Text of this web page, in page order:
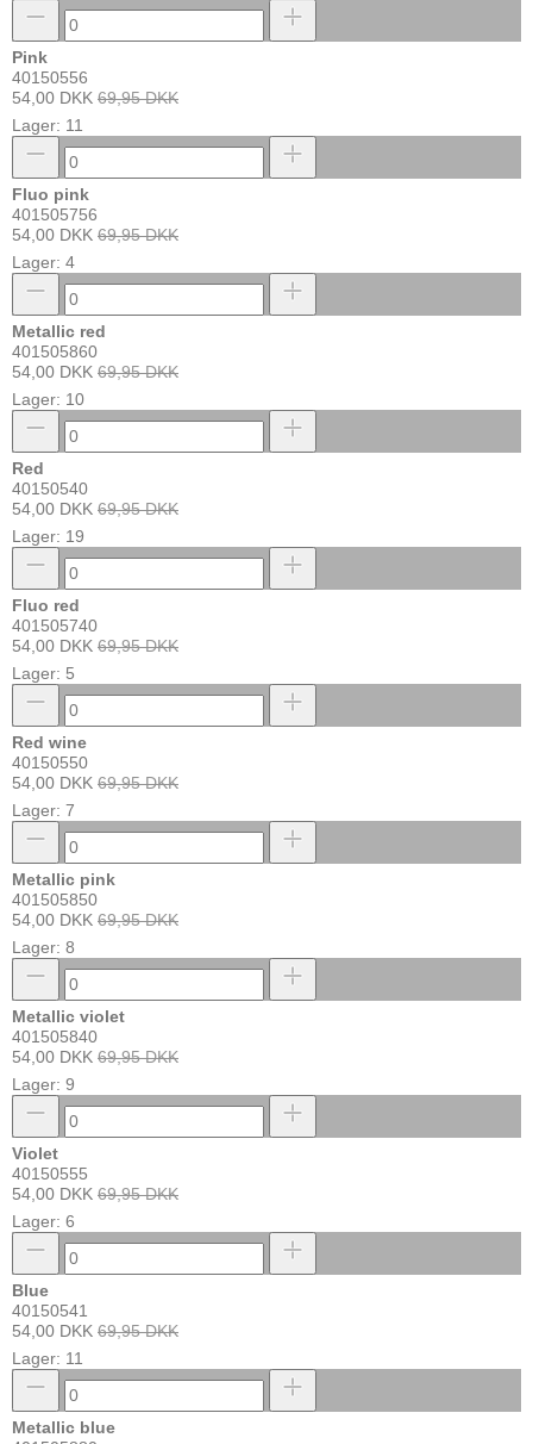
Pink
40150556
54,00 DKK 69,95 DKK
Lager: 11
Fluo pink
401505756
54,00 DKK 69,95 DKK
Lager: 4
Metallic red
401505860
54,00 DKK 69,95 DKK
Lager: 10
Red
40150540
54,00 DKK 69,95 DKK
Lager: 19
Fluo red
401505740
54,00 DKK 69,95 DKK
Lager: 5
Red wine
40150550
54,00 DKK 69,95 DKK
Lager: 7
Metallic pink
401505850
54,00 DKK 69,95 DKK
Lager: 8
Metallic violet
401505840
54,00 DKK 69,95 DKK
Lager: 9
Violet
40150555
54,00 DKK 69,95 DKK
Lager: 6
Blue
40150541
54,00 DKK 69,95 DKK
Lager: 11
Metallic blue